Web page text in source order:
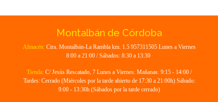
Montalbán de Córdoba
Almacén: Ctra. Montalbán-La Rambla km. 1.5 957311505 Lunes a Viernes
8:00 a 21:00 / Sábados: 8:30 a 13:30
Tienda: C/ Jesús Rescatado, 7 Lunes a Viernes: Mañanas: 9:15 - 14:00 /
Tardes: Cerrado (Miércoles por la tarde abierto de 17:30 a 21:00h) Sábado:
9:00 - 13:30h (Sábados por la tarde cerrado)